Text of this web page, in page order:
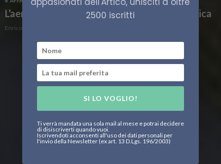
L’aeronautica finlandese dice addio alla svastica
Enrico Peschiera
2500 iscritti
SI LO VOGLIO!
Ti verrà mandata una sola mail al mese e potrai decidere
di disiscriverti quando vuoi.
Iscrivendoti acconsenti all'uso dei dati personali per
l'invio della Newsletter (ex art. 13 D.Lgs. 196/2003)